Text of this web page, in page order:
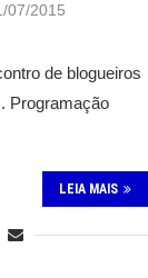
07/2015
de blogueiros
Programação
LEIA MAIS